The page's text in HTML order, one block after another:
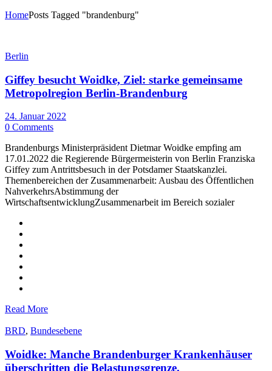
HomePosts Tagged "brandenburg"
Berlin
Giffey besucht Woidke, Ziel: starke gemeinsame
Metropolregion Berlin-Brandenburg
24. Januar 2022
0 Comments
Brandenburgs Ministerpräsident Dietmar Woidke empfing am
17.01.2022 die Regierende Bürgermeisterin von Berlin Franziska
Giffey zum Antrittsbesuch in der Potsdamer Staatskanzlei.
Themenbereichen der Zusammenarbeit: Ausbau des Öffentlichen
NahverkehrsAbstimmung der
WirtschaftsentwicklungZusammenarbeit im Bereich sozialer
Read More
BRD, Bundesebene
Woidke: Manche Brandenburger Krankenhäuser
überschritten die Belastungsgrenze.